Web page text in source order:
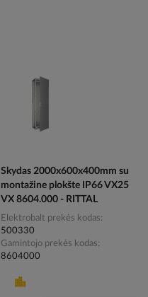
Skydas 2000x600x400mm su
montažine plokšte IP66 VX25
VX 8604.000 - RITTAL
Elektrobalt prekės kodas
500330
Gamintojo prekės kodas
8604000